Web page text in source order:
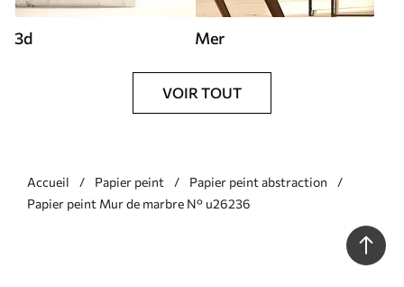
3d Mer
VOIR TOUT
Accueil Papier peint
Papier peint abstraction
Papier peint Mur de marbre N° u26236